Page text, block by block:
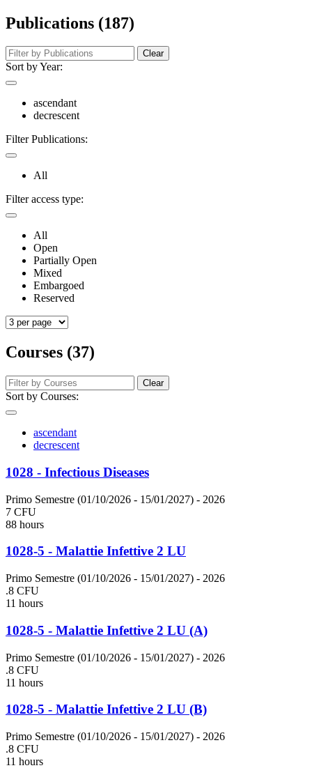
Publications (187)
Clear
Sort by Year:
ascendant
decrescent
Filter Publications:
All
Filter access type:
All
Open
Partially Open
Mixed
Embargoed
Reserved
Courses (37)
Clear
Sort by Courses:
ascendant
decrescent
1028 - Infectious Diseases
Primo Semestre (01/10/2026 - 15/01/2027) - 2026
7 CFU
88 hours
1028-5 - Malattie Infettive 2 LU
Primo Semestre (01/10/2026 - 15/01/2027) - 2026
.8 CFU
11 hours
1028-5 - Malattie Infettive 2 LU (A)
Primo Semestre (01/10/2026 - 15/01/2027) - 2026
.8 CFU
11 hours
1028-5 - Malattie Infettive 2 LU (B)
Primo Semestre (01/10/2026 - 15/01/2027) - 2026
.8 CFU
11 hours